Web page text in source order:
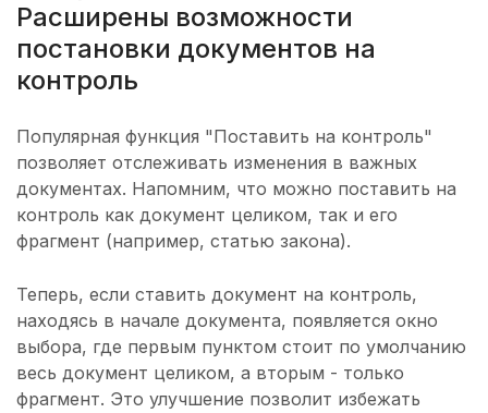
Расширены возможности
постановки документов на
контроль
Популярная функция "Поставить на контроль"
позволяет отслеживать изменения в важных
документах. Напомним, что можно поставить на
контроль как документ целиком, так и его
фрагмент (например, статью закона).
Теперь, если ставить документ на контроль,
находясь в начале документа, появляется окно
выбора, где первым пунктом стоит по умолчанию
весь документ целиком, а вторым - только
фрагмент. Это улучшение позволит избежать